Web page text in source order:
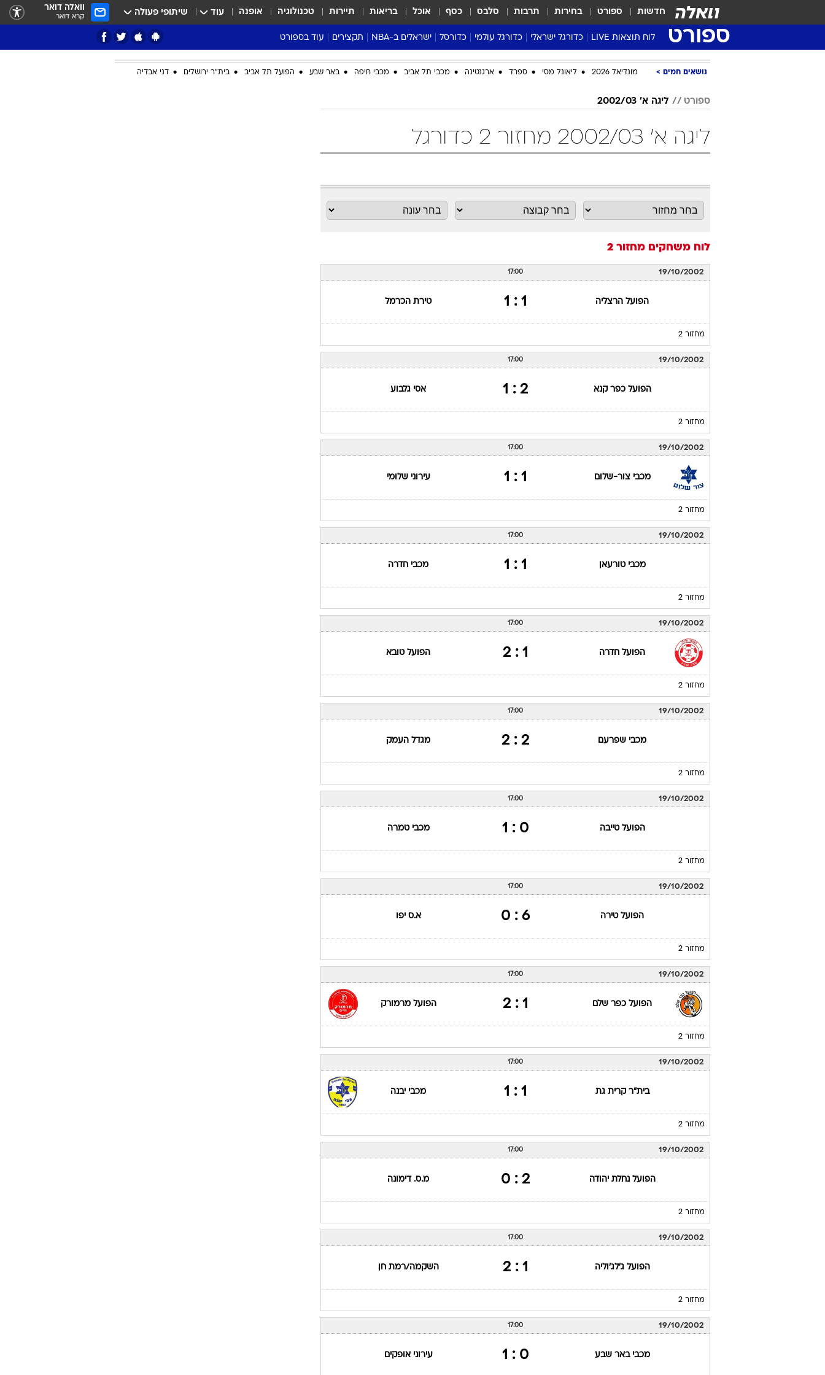
חדשות ספורט בחירות תרבות סלבס כסף אוכל בריאות תיירות טכנולוגיה אופנה עוד שיתופי פעולה וואלה דואר
קרא דואר
ספורט לוח תוצאות LIVE כדורגל ישראלי
ליגת העל Winner
שגרירים
נבחרות ישראל
ליגה א'
כדורגל עולמי
ליגה אנגלית
ליגה צרפתית
ליגת האלופות
דרום אמריקה
כדורסל
ליגת העל
נבחרות ישראל בכדורסל
כדורסל נשים
ישראלים ב-NBA
דני אבדיה
תקצירים עוד בספורט
מונדיאל 2026
NBA
אבא של שבת
סערה בממלכה
ענפים נוספים
כתבו לנו
נושאים חמים מונדיאל 2026 ליאונל מסי ספרד ארגנטינה מכבי תל אביב מכבי חיפה באר שבע הפועל תל אביב בית"ר ירושלים דני אבדיה
ספורט ליגה א' 2002/03
ליגה א' 2002/03 מחזור 2 כדורגל
לוח משחקים מחזור 2
19/10/2002
17:00
הפועל הרצליה 1 : 1 טירת הכרמל
מחזור 2
19/10/2002
17:00
הפועל כפר קנא 2 : 1 אסי גלבוע
מחזור 2
19/10/2002
17:00
מכבי צור-שלום 1 : 1 עירוני שלומי
מחזור 2
19/10/2002
17:00
מכבי טורעאן 1 : 1 מכבי חדרה
מחזור 2
19/10/2002
17:00
הפועל חדרה 1 : 2 הפועל טובא
מחזור 2
19/10/2002
17:00
מכבי שפרעם 2 : 2 מגדל העמק
מחזור 2
19/10/2002
17:00
הפועל טייבה 0 : 1 מכבי טמרה
מחזור 2
19/10/2002
17:00
הפועל טירה 6 : 0 א.ס יפו
מחזור 2
19/10/2002
17:00
הפועל כפר שלם 1 : 2 הפועל מרמורק
מחזור 2
19/10/2002
17:00
בית"ר קרית גת 1 : 1 מכבי יבנה
מחזור 2
19/10/2002
17:00
הפועל נחלת יהודה 2 : 0 מ.ס. דימונה
מחזור 2
19/10/2002
17:00
הפועל ג'לג'וליה 1 : 2 השקמה/רמת חן
מחזור 2
19/10/2002
17:00
מכבי באר שבע 0 : 1 עירוני אופקים